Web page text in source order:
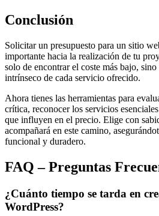
Conclusión
Solicitar un presupuesto para un sitio
importante hacia la realización de tu
solo de encontrar el coste más bajo,
intrínseco de cada servicio ofrecido.
Ahora tienes las herramientas para
crítica, reconocer los servicios
que influyen en el precio. Elige con
acompañará en este camino,
funcional y duradero.
FAQ – Preguntas
¿Cuánto tiempo se tarda en
WordPress?